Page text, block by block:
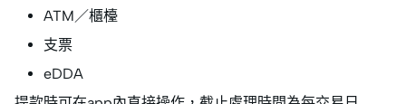
ATM／櫃檯
支票
eDDA